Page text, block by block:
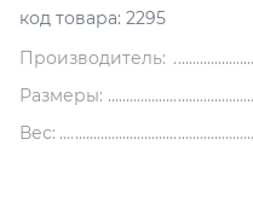
код товара: 2295
Производитель:
Размеры:
Вес: